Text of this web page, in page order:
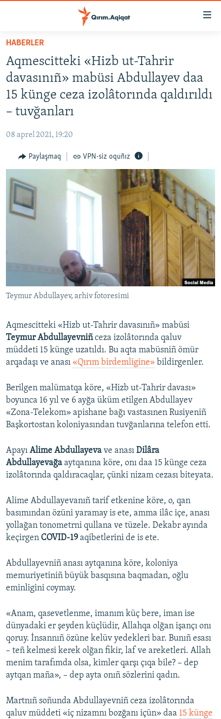
Esas
qaytmaq
Baş
navigatsiyağa
qaytmaq
Qıdıruvğa
SİYASET
İQTİSADİYAT
CEMİYET
İNSAN AQLARI
VİDEO
SÜRET
BLOGLAR
FİKİR
RFE/RS bütün saytları
HABERLER
Aqmescitteki «Hizb ut-Tahrir
davasınıñ» mabüsi Abdullayev daa
15 künge ceza izolâtorında qaldırıldı
– tuvğanları
08 aprel 2021, 19:20
Paylaşmaq VPN-siz oquñız
Teymur Abdullayev, arhiv fotoresimi
Aqmescitteki «Hizb ut-Tahrir davasınıñ» mabüsi
Teymur Abdullayevniñceza izolâtorında qaluv
müddeti 15 künge uzatıldı. Bu aqta mabüsniñ ömür
arqadaşı ve anası «Qırım birdemligine» bildirgenler.
Berilgen malümatqa köre, «Hizb ut-Tahrir davası»
boyunca 16 yıl ve 6 ayğa üküm etilgen Abdullayev
«Zona-Telekom» apishane bağı vastasınen Rusiyeniñ
Başkortostan koloniyasından tuvğanlarına telefon etti.
Apayı Alime Abdullayeva ve anası Dilâra
Abdullayevağa aytqanına köre, onı daa 15 künge ceza
izolâtorında qaldıracaqlar, çünki nizam cezası biteyata.
Alime Abdullayevanıñ tarif etkenine köre, o, qan
basımından özüni yaramay is ete, amma ilâc içe, anası
yollağan tonometrni qullana ve tüzele. Dekabr ayında
keçirgen COVID-19 aqibetlerini de is ete.
Abdullayevniñ anası aytqanına köre, koloniya
memuriyetiniñ büyük basqısına baqmadan, oğlu
eminligini coymay.
«Anam, qasevetlenme, imanım küç bere, iman ise
dünyadaki er şeyden küçlüdir, Allahqa olğan işançı onı
qoruy. İnsannıñ özüne kelüv yedekleri bar. Bunıñ esası
– teñ kelmesi kerek olğan fikir, laf ve areketleri. Allah
menim tarafımda olsa, kimler qarşı çıqa bile? – dep
aytqan maña», – dep ayta onıñ sözlerini qadın.
Martnıñ soñunda Abdullayevniñ ceza izolâtorında
qaluv müddeti «iç nizamnı bozğanı içün» daa 15 künge